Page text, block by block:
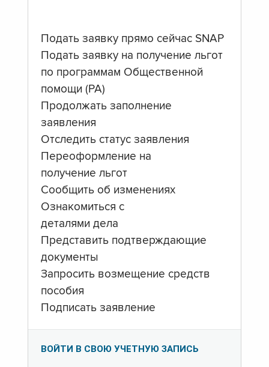
Подать заявку прямо сейчас SNAP
Подать заявку на получение льгот
по программам Общественной
помощи (PA)
Продолжать заполнение
заявления
Отследить статус заявления
Переоформление на
получение льгот
Сообщить об изменениях
Ознакомиться с
деталями дела
Представить подтверждающие
документы
Запросить возмещение средств
пособия
Подписать заявление
ВОЙТИ В СВОЮ УЧЕТНУЮ ЗАПИСЬ